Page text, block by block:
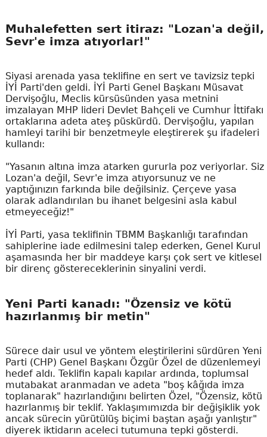
Muhalefetten sert itiraz: "Lozan'a değil,
Sevr'e imza atıyorlar!"
Siyasi arenada yasa teklifine en sert ve tavizsiz tepki
İYİ Parti'den geldi. İYİ Parti Genel Başkanı Müsavat
Dervişoğlu, Meclis kürsüsünden yasa metnini
imzalayan MHP lideri Devlet Bahçeli ve Cumhur İttifakı
ortaklarına adeta ateş püskürdü. Dervişoğlu, yapılan
hamleyi tarihi bir benzetmeyle eleştirerek şu ifadeleri
kullandı:
"Yasanın altına imza atarken gururla poz veriyorlar. Siz
Lozan'a değil, Sevr'e imza atıyorsunuz ve ne
yaptığınızın farkında bile değilsiniz. Çerçeve yasa
olarak adlandırılan bu ihanet belgesini asla kabul
etmeyeceğiz!"
İYİ Parti, yasa teklifinin TBMM Başkanlığı tarafından
sahiplerine iade edilmesini talep ederken, Genel Kurul
aşamasında her bir maddeye karşı çok sert ve kitlesel
bir direnç göstereceklerinin sinyalini verdi.
Yeni Parti kanadı: "Özensiz ve kötü
hazırlanmış bir metin"
Sürece dair usul ve yöntem eleştirilerini sürdüren Yeni
Parti (CHP) Genel Başkanı Özgür Özel de düzenlemeyi
hedef aldı. Teklifin kapalı kapılar ardında, toplumsal
mutabakat aranmadan ve adeta "boş kâğıda imza
toplanarak" hazırlandığını belirten Özel, "Özensiz, kötü
hazırlanmış bir teklif. Yaklaşımımızda bir değişiklik yok
ancak sürecin yürütülüş biçimi baştan aşağı yanlıştır"
diyerek iktidarın aceleci tutumuna tepki gösterdi.